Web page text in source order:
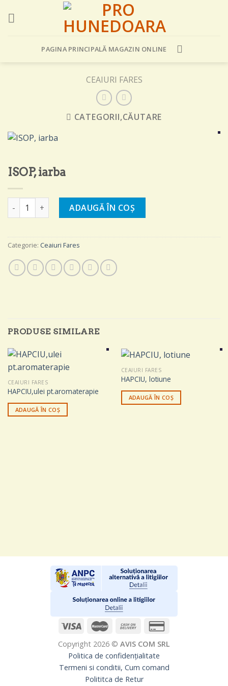
PAGINA PRINCIPALĂ MAGAZIN ONLINE
CEAIURI FARES
CATEGORII,CĂUTARE
ISOP, iarba
Cantitate ISOP, iarbaADAUGĂ ÎN COȘ
Categorie: Ceaiuri Fares
PRODUSE SIMILARE
CEAIURI FARES
HAPCIU,ulei pt.aromaterapie
ADAUGĂ ÎN COȘ
CEAIURI FARES
HAPCIU, lotiune
ADAUGĂ ÎN COȘ
Copyright 2026 © AVIS COM SRL
Politica de confidențialitate
Termeni si conditii, Cum comand
Polititca de Retur